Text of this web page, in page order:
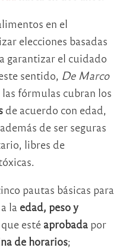
en el
elecciones basadas
garantizar el cuidado
sentido, De Marco
las fórmulas cubran los
de acuerdo con edad,
de ser seguras
libres de
pautas básicas para
la edad, peso y
esté aprobada por
de horarios;